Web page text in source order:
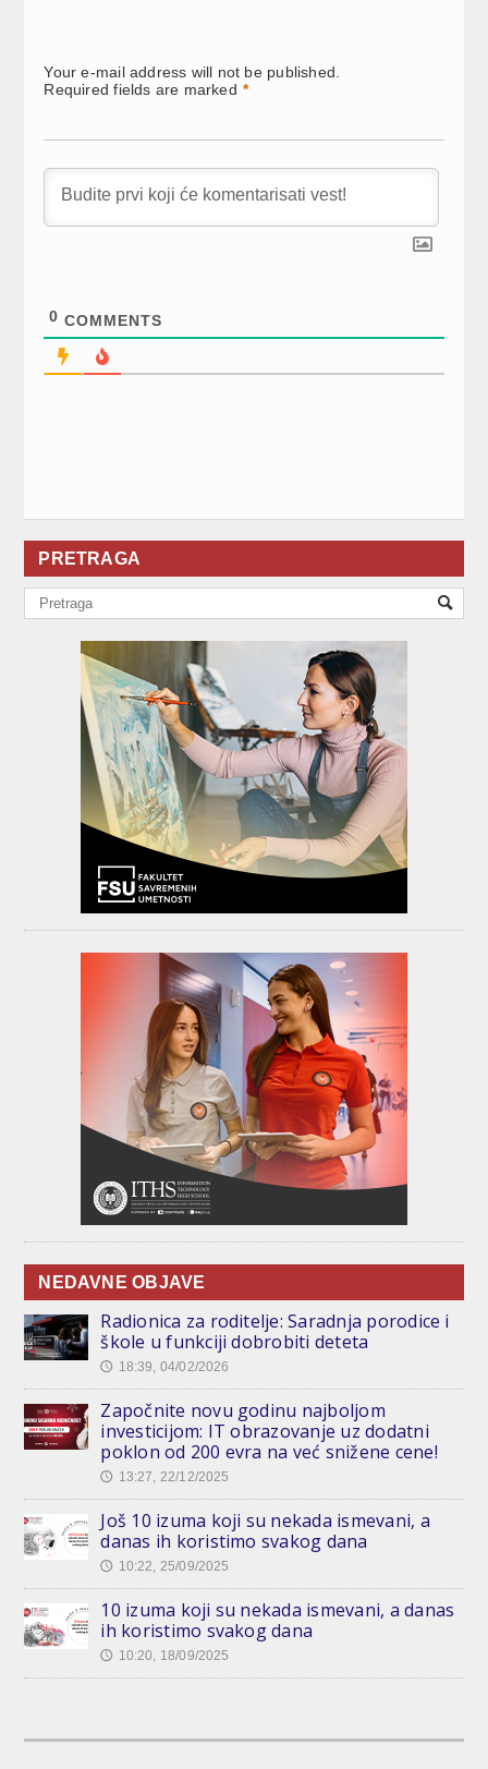
Your e-mail address will not be published.
Required fields are marked *
0 COMMENTS
PRETRAGA
NEDAVNE OBJAVE
Radionica za roditelje: Saradnja porodice i
škole u funkciji dobrobiti deteta
🕔 18:39, 04/02/2026
Započnite novu godinu najboljom
investicijom: IT obrazovanje uz dodatni
poklon od 200 evra na već snižene cene!
🕔 13:27, 22/12/2025
Još 10 izuma koji su nekada ismevani, a
danas ih koristimo svakog dana
🕔 10:22, 25/09/2025
10 izuma koji su nekada ismevani, a danas
ih koristimo svakog dana
🕔 10:20, 18/09/2025